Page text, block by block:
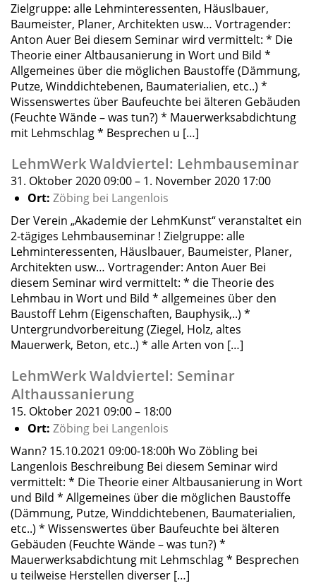
Zielgruppe: alle Lehminteressenten, Häuslbauer,
Baumeister, Planer, Architekten usw… Vortragender:
Anton Auer Bei diesem Seminar wird vermittelt: * Die
Theorie einer Altbausanierung in Wort und Bild *
Allgemeines über die möglichen Baustoffe (Dämmung,
Putze, Winddichtebenen, Baumaterialien, etc..) *
Wissenswertes über Baufeuchte bei älteren Gebäuden
(Feuchte Wände – was tun?) * Mauerwerksabdichtung
mit Lehmschlag * Besprechen u […]
LehmWerk Waldviertel: Lehmbauseminar
31. Oktober 2020 09:00– 1. November 2020 17:00
Ort: Zöbing bei Langenlois
Der Verein „Akademie der LehmKunst“ veranstaltet ein
2-tägiges Lehmbauseminar ! Zielgruppe: alle
Lehminteressenten, Häuslbauer, Baumeister, Planer,
Architekten usw… Vortragender: Anton Auer Bei
diesem Seminar wird vermittelt: * die Theorie des
Lehmbau in Wort und Bild * allgemeines über den
Baustoff Lehm (Eigenschaften, Bauphysik,..) *
Untergrundvorbereitung (Ziegel, Holz, altes
Mauerwerk, Beton, etc..) * alle Arten von […]
LehmWerk Waldviertel: Seminar
Althaussanierung
15. Oktober 2021 09:00– 18:00
Ort: Zöbing bei Langenlois
Wann? 15.10.2021 09:00-18:00h Wo Zöbling bei
Langenlois Beschreibung Bei diesem Seminar wird
vermittelt: * Die Theorie einer Altbausanierung in Wort
und Bild * Allgemeines über die möglichen Baustoffe
(Dämmung, Putze, Winddichtebenen, Baumaterialien,
etc..) * Wissenswertes über Baufeuchte bei älteren
Gebäuden (Feuchte Wände – was tun?) *
Mauerwerksabdichtung mit Lehmschlag * Besprechen
u teilweise Herstellen diverser […]